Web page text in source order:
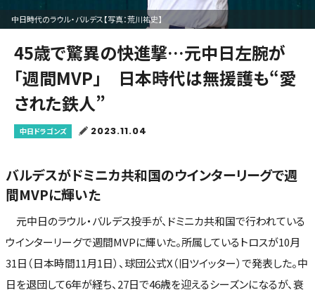
中日時代のラウル・バルデス【写真：荒川祐史】
45歳で驚異の快進撃…元中日左腕が
「週間MVP」 日本時代は無援護も“愛
された鉄人”
中日ドラゴンズ 2023.11.04
バルデスがドミニカ共和国のウインターリーグで週
間MVPに輝いた
元中日のラウル・バルデス投手が、ドミニカ共和国で行われている
ウインターリーグで週間MVPに輝いた。所属しているトロスが10月
31日（日本時間11月1日）、球団公式X（旧ツイッター）で発表した。中
日を退団して6年が経ち、27日で46歳を迎えるシーズンになるが、衰